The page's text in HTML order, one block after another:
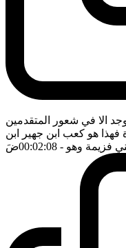
الا في شعور المتقدمين
فهذا هو كعب ابن جهير ابن
فزيمة وهو - 00:02:08 ضَ